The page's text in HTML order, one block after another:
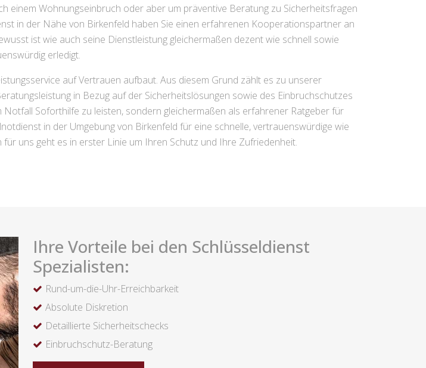
Wohnungseinbruch oder aber um präventive Beratung zu Sicherheitsfragen
in der Nähe von Birkenfeld haben Sie einen erfahrenen Kooperationspartner an
ist wie auch seine Dienstleistung gleichermaßen dezent wie schnell sowie
erledigt.
auf Vertrauen aufbaut. Aus diesem Grund zählt es zu unserer
in Bezug auf der Sicherheitslösungen sowie des Einbruchschutzes
Soforthilfe zu leisten, sondern gleichermaßen als erfahrener Ratgeber für
in der Umgebung von Birkenfeld für eine schnelle, vertrauenswürdige wie
uns geht es in erster Linie um Ihren Schutz und Ihre Zufriedenheit.
Ihre Vorteile bei den Schlüsseldienst
Spezialisten:
Rund-um-die-Uhr-Erreichbarkeit
Absolute Diskretion
Detaillierte Sicherheitschecks
Einbruchschutz-Beratung